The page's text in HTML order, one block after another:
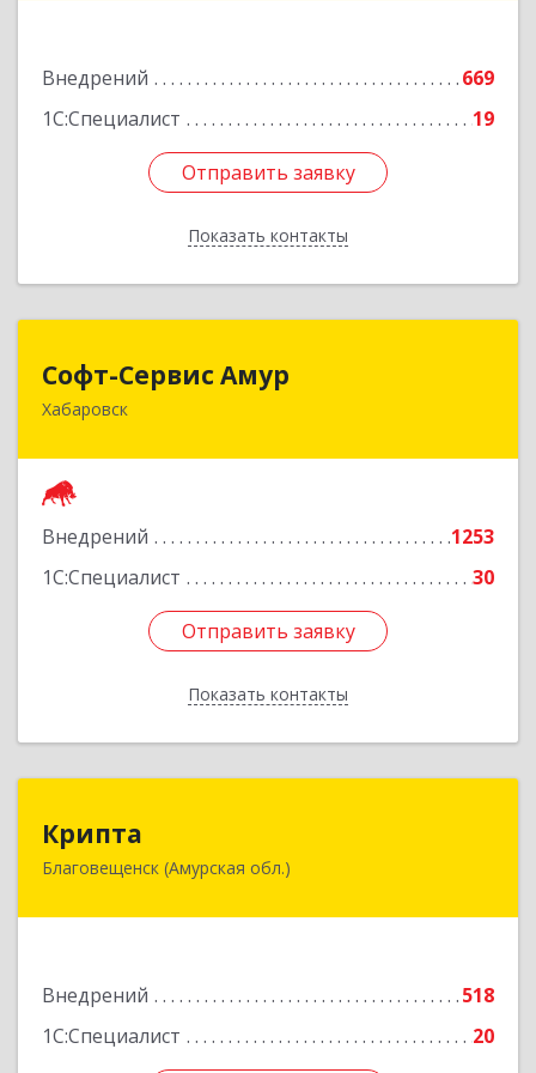
Внедрений
669
1С:Специалист
19
Отправить заявку
Показать контакты
Отправить заявку
Назад
Софт-Сервис Амур
Хабаровск
Внедрений
1253
1С:Специалист
30
Отправить заявку
Показать контакты
680000, Хабаровский край, Хабаровск г,
Отправить заявку
Назад
Крипта
Благовещенск (Амурская обл.)
Внедрений
518
1С:Специалист
20
675000, Амурская обл, Благовещенск г,